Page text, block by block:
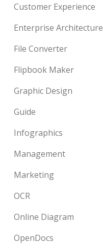
Customer Experience
Enterprise Architecture
File Converter
Flipbook Maker
Graphic Design
Guide
Infographics
Management
Marketing
OCR
Online Diagram
OpenDocs